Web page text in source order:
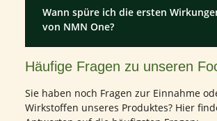
Wann spüre ich die ersten
von NMN One?
Häufige Fragen zu unseren
Sie haben noch Fragen zur Einnahme
Wirkstoffen unseres Produktes? Hier